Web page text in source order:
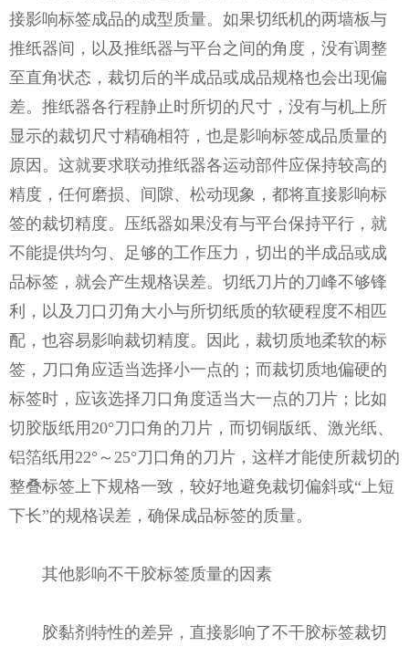
接影响标签成品的成型质量。如果切纸机的两墙板与
推纸器间，以及推纸器与平台之间的角度，没有调整
至直角状态，裁切后的半成品或成品规格也会出现偏
差。推纸器各行程静止时所切的尺寸，没有与机上所
显示的裁切尺寸精确相符，也是影响标签成品质量的
原因。这就要求联动推纸器各运动部件应保持较高的
精度，任何磨损、间隙、松动现象，都将直接影响标
签的裁切精度。压纸器如果没有与平台保持平行，就
不能提供均匀、足够的工作压力，切出的半成品或成
品标签，就会产生规格误差。切纸刀片的刀峰不够锋
利，以及刀口刃角大小与所切纸质的软硬程度不相匹
配，也容易影响裁切精度。因此，裁切质地柔软的标
签，刀口角应适当选择小一点的；而裁切质地偏硬的
标签时，应该选择刀口角度适当大一点的刀片；比如
切胶版纸用20°刀口角的刀片，而切铜版纸、激光纸、
铝箔纸用22°～25°刀口角的刀片，这样才能使所裁切的
整叠标签上下规格一致，较好地避免裁切偏斜或“上短
下长”的规格误差，确保成品标签的质量。
其他影响不干胶标签质量的因素
胶黏剂特性的差异，直接影响了不干胶标签裁切